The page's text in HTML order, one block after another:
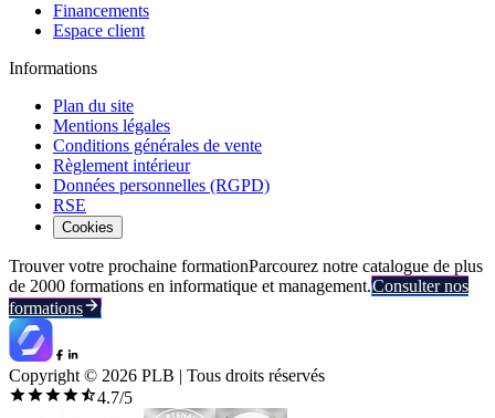
Financements
Espace client
Informations
Plan du site
Mentions légales
Conditions générales de vente
Règlement intérieur
Données personnelles (RGPD)
RSE
Cookies
Trouver votre prochaine formationParcourez notre catalogue de plus
de 2000 formations en informatique et management.Consulter nos
formations
Copyright © 2026 PLB | Tous droits réservés
4.7/5